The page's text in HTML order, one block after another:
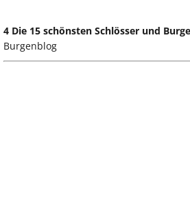
4 Die 15 schönsten Schlösser und
Burgenblog